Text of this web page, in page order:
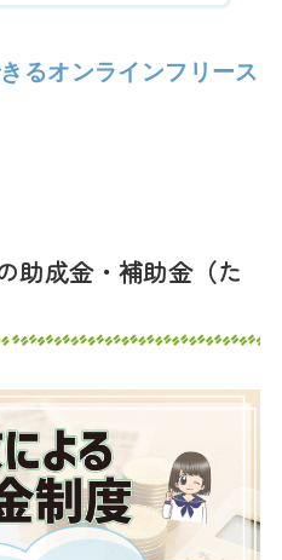
るオンラインフリース
助成金・補助金（た